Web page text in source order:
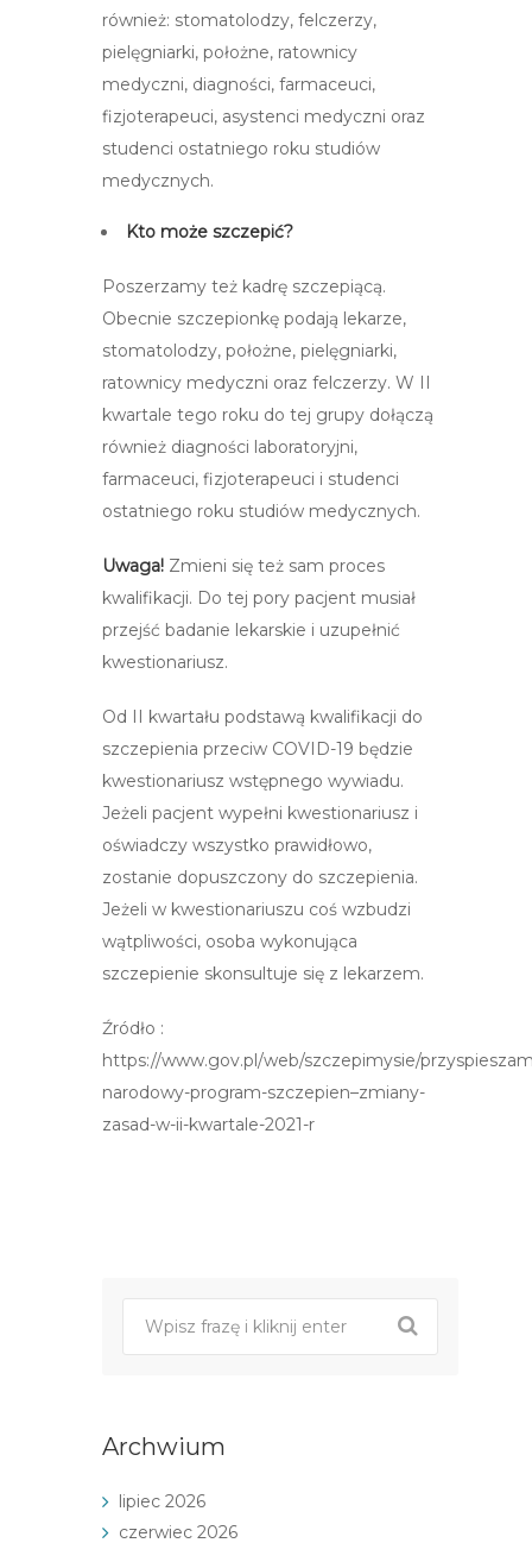
również: stomatolodzy, felczerzy,
pielęgniarki, położne, ratownicy
medyczni, diagności, farmaceuci,
fizjoterapeuci, asystenci medyczni oraz
studenci ostatniego roku studiów
medycznych.
Kto może szczepić?
Poszerzamy też kadrę szczepiącą.
Obecnie szczepionkę podają lekarze,
stomatolodzy, położne, pielęgniarki,
ratownicy medyczni oraz felczerzy. W II
kwartale tego roku do tej grupy dołączą
również diagności laboratoryjni,
farmaceuci, fizjoterapeuci i studenci
ostatniego roku studiów medycznych.
Uwaga! Zmieni się też sam proces
kwalifikacji. Do tej pory pacjent musiał
przejść badanie lekarskie i uzupełnić
kwestionariusz.
Od II kwartału podstawą kwalifikacji do
szczepienia przeciw COVID-19 będzie
kwestionariusz wstępnego wywiadu.
Jeżeli pacjent wypełni kwestionariusz i
oświadczy wszystko prawidłowo,
zostanie dopuszczony do szczepienia.
Jeżeli w kwestionariuszu coś wzbudzi
wątpliwości, osoba wykonująca
szczepienie skonsultuje się z lekarzem.
Źródło :
https://www.gov.pl/web/szczepimysie/
narodowy-program-szczepien–zmiany-
zasad-w-ii-kwartale-2021-r
Archwium
lipiec 2026
czerwiec 2026